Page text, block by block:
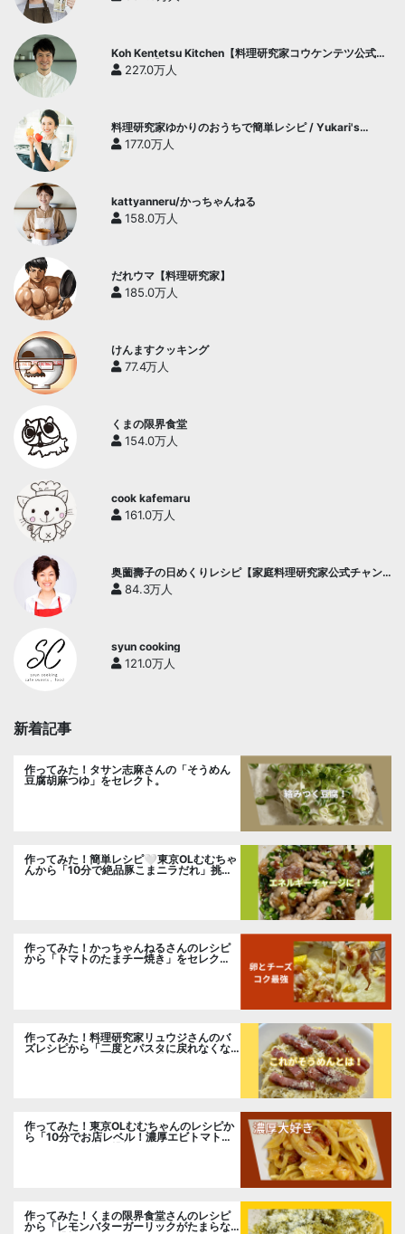
Koh Kentetsu Kitchen【料理研究家コウケンテツ公式チ
ャンネル】
227.0万人
料理研究家ゆかりのおうちで簡単レシピ / Yukari's
Kitchen
177.0万人
kattyanneru/かっちゃんねる
158.0万人
だれウマ【料理研究家】
185.0万人
けんますクッキング
77.4万人
くまの限界食堂
154.0万人
cook kafemaru
161.0万人
奥薗壽子の日めくりレシピ【家庭料理研究家公式チャン
ネル】
84.3万人
syun cooking
121.0万人
新着記事
作ってみた！タサン志麻さんの「そうめん
豆腐胡麻つゆ」をセレクト。
作ってみた！簡単レシピ🤍東京OLむむちゃ
んから「10分で絶品豚こまニラだれ」挑
戦。
作ってみた！かっちゃんねるさんのレシピ
から「トマトのたまチー焼き」をセレク
作ってみた！料理研究家リュウジさんのバ
ズレシピから「二度とパスタに戻れなくな
る冷やしカルボナーラ」に挑戦。
作ってみた！東京OLむむちゃんのレシピか
ら「10分でお店レベル！濃厚エビトマトク
作ってみた！くまの限界食堂さんのレシピ
から「レモンバターガーリックがたまらな